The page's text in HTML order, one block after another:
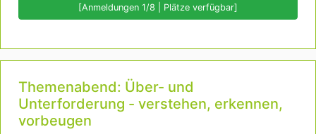
[Anmeldungen 1/8 | Plätze verfügbar]
Themenabend: Über- und
Unterforderung - verstehen, erkennen,
vorbeugen